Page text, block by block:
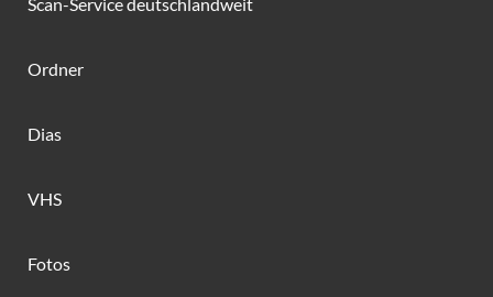
Ordner
Dias
VHS
Fotos